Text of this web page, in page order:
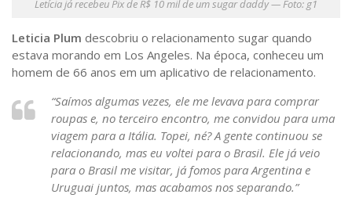
Letícia já recebeu Pix de R$ 10 mil de um sugar daddy — Foto: g1
Leticia Plum descobriu o relacionamento sugar quando
estava morando em Los Angeles. Na época, conheceu um
homem de 66 anos em um aplicativo de relacionamento.
“Saímos algumas vezes, ele me levava para comprar
roupas e, no terceiro encontro, me convidou para uma
viagem para a Itália. Topei, né? A gente continuou se
relacionando, mas eu voltei para o Brasil. Ele já veio
para o Brasil me visitar, já fomos para Argentina e
Uruguai juntos, mas acabamos nos separando.”